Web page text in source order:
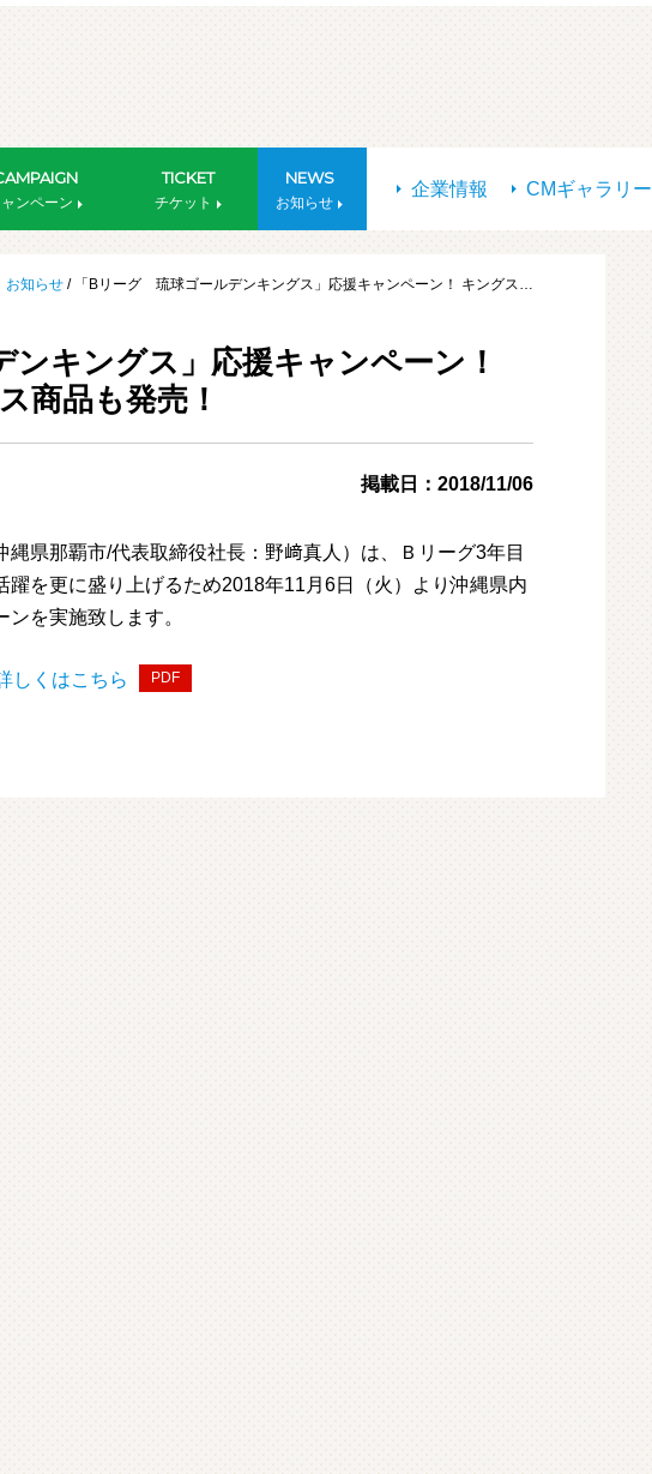
ンペーン
TICKET
チケット
NEWS
お知らせ
企業情報 CMギャラリー
お知らせ / 「Bリーグ 琉球ゴールデンキングス」応援キャンペーン！ キングス…
キングス」応援キャンペーン！
商品も発売！
掲載日：2018/11/06
県那覇市/代表取締役社長：野﨑真人）は、Ｂリーグ3年目
躍を更に盛り上げるため2018年11月6日（火）より沖縄県内
を実施致します。
しくはこちら PDF